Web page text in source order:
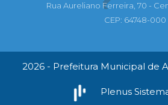
Rua Aureliano Ferreira, 70 -
CEP: 64748-000
2026 - Prefeitura Municipal de
Plenus